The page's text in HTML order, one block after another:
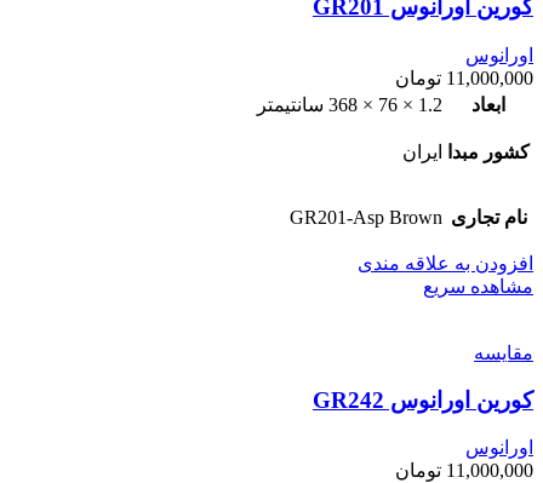
کورین اورانوس GR201
اورانوس
11,000,000 تومان
ابعاد
1.2 × 76 × 368 سانتیمتر
کشور مبدا ایران
نام تجاری GR201-Asp Brown
افزودن به علاقه مندی
مشاهده سریع
مقایسه
کورین اورانوس GR242
اورانوس
11,000,000 تومان